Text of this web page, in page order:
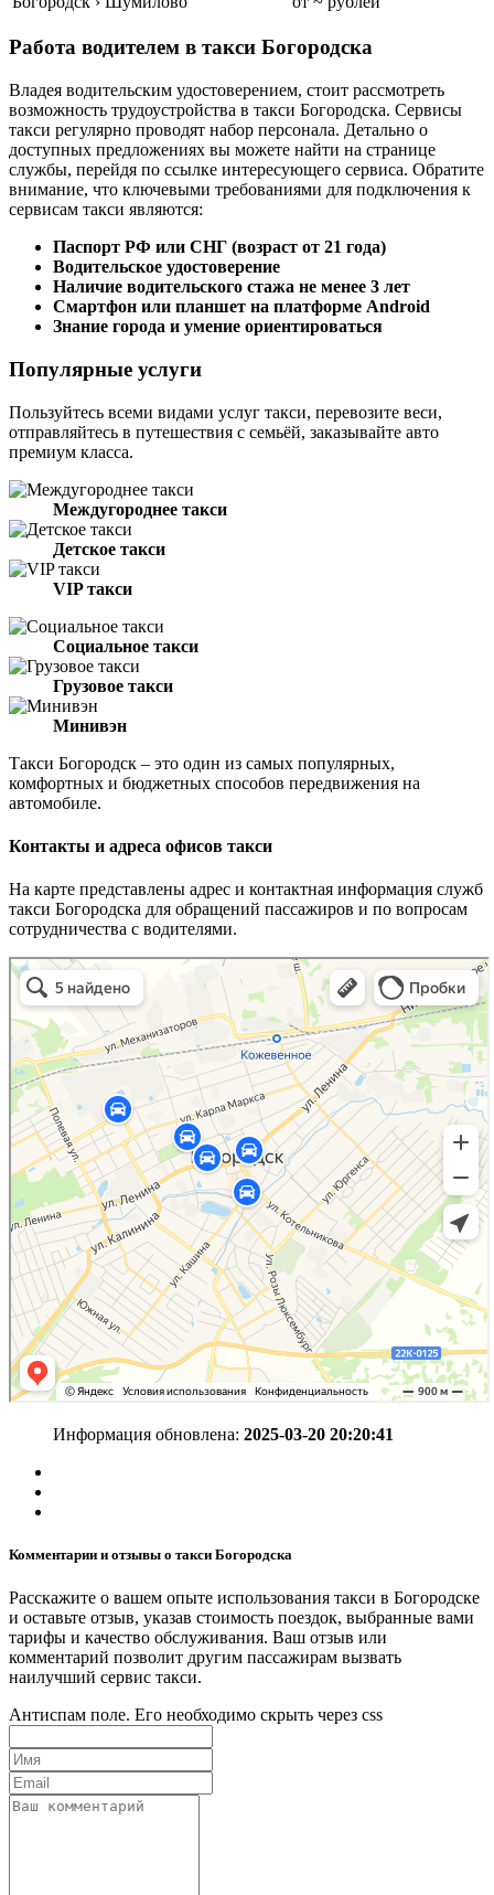
Работа водителем в такси Богородска
Владея водительским удостоверением, стоит рассмотреть
возможность трудоустройства в такси Богородска. Сервисы
такси регулярно проводят набор персонала. Детально о
доступных предложениях вы можете найти на странице
службы, перейдя по ссылке интересующего сервиса. Обратите
внимание, что ключевыми требованиями для подключения к
сервисам такси являются:
Паспорт РФ или СНГ (возраст от 21 года)
Водительское удостоверение
Наличие водительского стажа не менее 3 лет
Смартфон или планшет на платформе Android
Знание города и умение ориентироваться
Популярные услуги
Пользуйтесь всеми видами услуг такси, перевозите веси,
отправляйтесь в путешествия с семьёй, заказывайте авто
премиум класса.
Междугороднее такси
Детское такси
VIP такси
Социальное такси
Грузовое такси
Минивэн
Такси Богородск – это один из самых популярных,
комфортных и бюджетных способов передвижения на
автомобиле.
Контакты и адреса офисов такси
На карте представлены адрес и контактная информация служб
такси Богородска для обращений пассажиров и по вопросам
сотрудничества с водителями.
Информация обновлена: 2025-03-20 20:20:41
Комментарии и отзывы о такси Богородска
Расскажите о вашем опыте использования такси в Богородске
и оставьте отзыв, указав стоимость поездок, выбранные вами
тарифы и качество обслуживания. Ваш отзыв или
комментарий позволит другим пассажирам вызвать
наилучший сервис такси.
Антиспам поле. Его необходимо скрыть через css